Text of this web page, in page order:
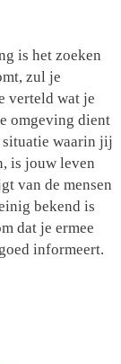
is het zoeken
zul je
verteld wat je
omgeving dient
situatie waarin jij
is jouw leven
van de mensen
bekend is
dat je ermee
informeert.